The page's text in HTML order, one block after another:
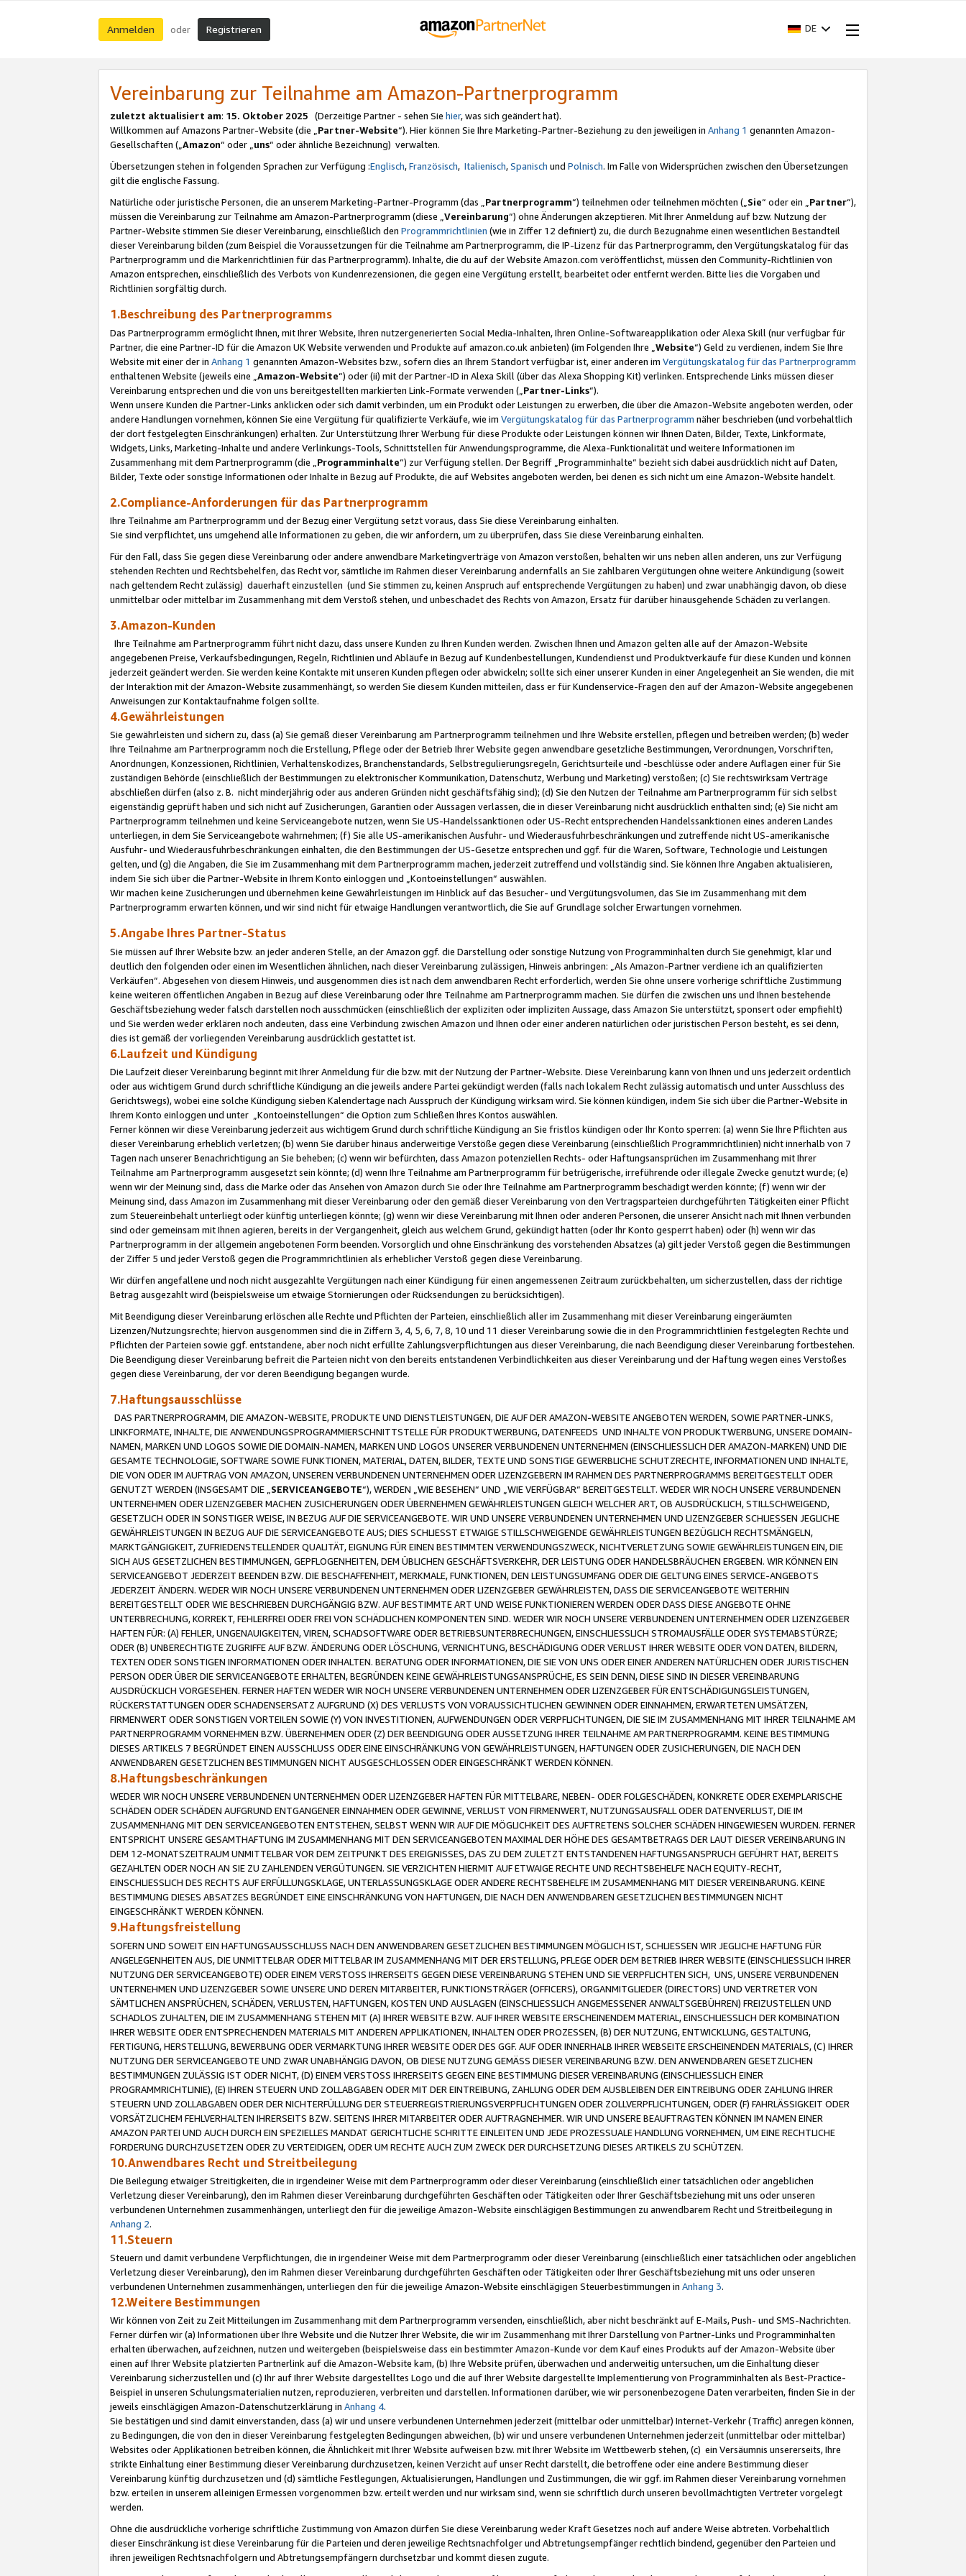
Anmelden oder Registrieren DE
Vereinbarung zur Teilnahme am Amazon-Partnerprogramm
zuletzt aktualisiert am: 15. Oktober 2025 (Derzeitige Partner - sehen Sie hier, was sich geändert hat).
Willkommen auf Amazons Partner-Website (die „Partner-Website“). Hier können Sie Ihre Marketing-Partner-Beziehung zu den jeweiligen in Anhang 1 genannten Amazon-
Gesellschaften („Amazon“ oder „uns“ oder ähnliche Bezeichnung) verwalten.
Übersetzungen stehen in folgenden Sprachen zur Verfügung :Englisch,Französisch, Italienisch,Spanisch und Polnisch. Im Falle von Widersprüchen zwischen den Übersetzungen
gilt die englische Fassung.
Natürliche oder juristische Personen, die an unserem Marketing-Partner-Programm (das „Partnerprogramm“) teilnehmen oder teilnehmen möchten („Sie“ oder ein „Partner“),
müssen die Vereinbarung zur Teilnahme am Amazon-Partnerprogramm (diese „Vereinbarung“) ohne Änderungen akzeptieren. Mit Ihrer Anmeldung auf bzw. Nutzung der
Partner-Website stimmen Sie dieser Vereinbarung, einschließlich den Programmrichtlinien (wie in Ziffer 12 definiert) zu, die durch Bezugnahme einen wesentlichen Bestandteil
dieser Vereinbarung bilden (zum Beispiel die Voraussetzungen für die Teilnahme am Partnerprogramm, die IP-Lizenz für das Partnerprogramm, den Vergütungskatalog für das
Partnerprogramm und die Markenrichtlinien für das Partnerprogramm). Inhalte, die du auf der Website Amazon.com veröffentlichst, müssen den Community-Richtlinien von
Amazon entsprechen, einschließlich des Verbots von Kundenrezensionen, die gegen eine Vergütung erstellt, bearbeitet oder entfernt werden. Bitte lies die Vorgaben und
Richtlinien sorgfältig durch.
1.Beschreibung des Partnerprogramms
Das Partnerprogramm ermöglicht Ihnen, mit Ihrer Website, Ihren nutzergenerierten Social Media-Inhalten, Ihren Online-Softwareapplikation oder Alexa Skill (nur verfügbar für
Partner, die eine Partner-ID für die Amazon UK Website verwenden und Produkte auf amazon.co.uk anbieten) (im Folgenden Ihre „ Website“) Geld zu verdienen, indem Sie Ihre
Website mit einer der in Anhang 1 genannten Amazon-Websites bzw., sofern dies an Ihrem Standort verfügbar ist, einer anderen im Vergütungskatalog für das Partnerprogramm
enthaltenen Website (jeweils eine „ Amazon-Website“) oder (ii) mit der Partner-ID in Alexa Skill (über das Alexa Shopping Kit) verlinken. Entsprechende Links müssen dieser
Vereinbarung entsprechen und die von uns bereitgestellten markierten Link-Formate verwenden („ Partner-Links“).
Wenn unsere Kunden die Partner-Links anklicken oder sich damit verbinden, um ein Produkt oder Leistungen zu erwerben, die über die Amazon-Website angeboten werden, oder
andere Handlungen vornehmen, können Sie eine Vergütung für qualifizierte Verkäufe, wie im Vergütungskatalog für das Partnerprogramm näher beschrieben (und vorbehaltlich
der dort festgelegten Einschränkungen) erhalten. Zur Unterstützung Ihrer Werbung für diese Produkte oder Leistungen können wir Ihnen Daten, Bilder, Texte, Linkformate,
Widgets, Links, Marketing-Inhalte und andere Verlinkungs-Tools, Schnittstellen für Anwendungsprogramme, die Alexa-Funktionalität und weitere Informationen im
Zusammenhang mit dem Partnerprogramm (die „ Programminhalte“) zur Verfügung stellen. Der Begriff „Programminhalte“ bezieht sich dabei ausdrücklich nicht auf Daten,
Bilder, Texte oder sonstige Informationen oder Inhalte in Bezug auf Produkte, die auf Websites angeboten werden, bei denen es sich nicht um eine Amazon-Website handelt.
2.Compliance-Anforderungen für das Partnerprogramm
Ihre Teilnahme am Partnerprogramm und der Bezug einer Vergütung setzt voraus, dass Sie diese Vereinbarung einhalten.
Sie sind verpflichtet, uns umgehend alle Informationen zu geben, die wir anfordern, um zu überprüfen, dass Sie diese Vereinbarung einhalten.
Für den Fall, dass Sie gegen diese Vereinbarung oder andere anwendbare Marketingverträge von Amazon verstoßen, behalten wir uns neben allen anderen, uns zur Verfügung
stehenden Rechten und Rechtsbehelfen, das Recht vor, sämtliche im Rahmen dieser Vereinbarung andernfalls an Sie zahlbaren Vergütungen ohne weitere Ankündigung (soweit
nach geltendem Recht zulässig) dauerhaft einzustellen (und Sie stimmen zu, keinen Anspruch auf entsprechende Vergütungen zu haben) und zwar unabhängig davon, ob diese
unmittelbar oder mittelbar im Zusammenhang mit dem Verstoß stehen, und unbeschadet des Rechts von Amazon, Ersatz für darüber hinausgehende Schäden zu verlangen.
3.Amazon-Kunden
Ihre Teilnahme am Partnerprogramm führt nicht dazu, dass unsere Kunden zu Ihren Kunden werden. Zwischen Ihnen und Amazon gelten alle auf der Amazon-Website
angegebenen Preise, Verkaufsbedingungen, Regeln, Richtlinien und Abläufe in Bezug auf Kundenbestellungen, Kundendienst und Produktverkäufe für diese Kunden und können
jederzeit geändert werden. Sie werden keine Kontakte mit unseren Kunden pflegen oder abwickeln; sollte sich einer unserer Kunden in einer Angelegenheit an Sie wenden, die mit
der Interaktion mit der Amazon-Website zusammenhängt, so werden Sie diesem Kunden mitteilen, dass er für Kundenservice-Fragen den auf der Amazon-Website angegebenen
Anweisungen zur Kontaktaufnahme folgen sollte.
4.Gewährleistungen
Sie gewährleisten und sichern zu, dass (a) Sie gemäß dieser Vereinbarung am Partnerprogramm teilnehmen und Ihre Website erstellen, pflegen und betreiben werden; (b) weder
Ihre Teilnahme am Partnerprogramm noch die Erstellung, Pflege oder der Betrieb Ihrer Website gegen anwendbare gesetzliche Bestimmungen, Verordnungen, Vorschriften,
Anordnungen, Konzessionen, Richtlinien, Verhaltenskodizes, Branchenstandards, Selbstregulierungsregeln, Gerichtsurteile und -beschlüsse oder andere Auflagen einer für Sie
zuständigen Behörde (einschließlich der Bestimmungen zu elektronischer Kommunikation, Datenschutz, Werbung und Marketing) verstoßen; (c) Sie rechtswirksam Verträge
abschließen dürfen (also z. B. nicht minderjährig oder aus anderen Gründen nicht geschäftsfähig sind); (d) Sie den Nutzen der Teilnahme am Partnerprogramm für sich selbst
eigenständig geprüft haben und sich nicht auf Zusicherungen, Garantien oder Aussagen verlassen, die in dieser Vereinbarung nicht ausdrücklich enthalten sind; (e) Sie nicht am
Partnerprogramm teilnehmen und keine Serviceangebote nutzen, wenn Sie US-Handelssanktionen oder US-Recht entsprechenden Handelssanktionen eines anderen Landes
unterliegen, in dem Sie Serviceangebote wahrnehmen; (f) Sie alle US-amerikanischen Ausfuhr- und Wiederausfuhrbeschränkungen und zutreffende nicht US-amerikanische
Ausfuhr- und Wiederausfuhrbeschränkungen einhalten, die den Bestimmungen der US-Gesetze entsprechen und ggf. für die Waren, Software, Technologie und Leistungen
gelten, und (g) die Angaben, die Sie im Zusammenhang mit dem Partnerprogramm machen, jederzeit zutreffend und vollständig sind. Sie können Ihre Angaben aktualisieren,
indem Sie sich über die Partner-Website in Ihrem Konto einloggen und „Kontoeinstellungen“ auswählen.
Wir machen keine Zusicherungen und übernehmen keine Gewährleistungen im Hinblick auf das Besucher- und Vergütungsvolumen, das Sie im Zusammenhang mit dem
Partnerprogramm erwarten können, und wir sind nicht für etwaige Handlungen verantwortlich, die Sie auf Grundlage solcher Erwartungen vornehmen.
5.Angabe Ihres Partner-Status
Sie müssen auf Ihrer Website bzw. an jeder anderen Stelle, an der Amazon ggf. die Darstellung oder sonstige Nutzung von Programminhalten durch Sie genehmigt, klar und
deutlich den folgenden oder einen im Wesentlichen ähnlichen, nach dieser Vereinbarung zulässigen, Hinweis anbringen: „Als Amazon-Partner verdiene ich an qualifizierten
Verkäufen“. Abgesehen von diesem Hinweis, und ausgenommen dies ist nach dem anwendbaren Recht erforderlich, werden Sie ohne unsere vorherige schriftliche Zustimmung
keine weiteren öffentlichen Angaben in Bezug auf diese Vereinbarung oder Ihre Teilnahme am Partnerprogramm machen. Sie dürfen die zwischen uns und Ihnen bestehende
Geschäftsbeziehung weder falsch darstellen noch ausschmücken (einschließlich der expliziten oder impliziten Aussage, dass Amazon Sie unterstützt, sponsert oder empfiehlt)
und Sie werden weder erklären noch andeuten, dass eine Verbindung zwischen Amazon und Ihnen oder einer anderen natürlichen oder juristischen Person besteht, es sei denn,
dies ist gemäß der vorliegenden Vereinbarung ausdrücklich gestattet ist.
6.Laufzeit und Kündigung
Die Laufzeit dieser Vereinbarung beginnt mit Ihrer Anmeldung für die bzw. mit der Nutzung der Partner-Website. Diese Vereinbarung kann von Ihnen und uns jederzeit ordentlich
oder aus wichtigem Grund durch schriftliche Kündigung an die jeweils andere Partei gekündigt werden (falls nach lokalem Recht zulässig automatisch und unter Ausschluss des
Gerichtswegs), wobei eine solche Kündigung sieben Kalendertage nach Ausspruch der Kündigung wirksam wird. Sie können kündigen, indem Sie sich über die Partner-Website in
Ihrem Konto einloggen und unter „Kontoeinstellungen“ die Option zum Schließen Ihres Kontos auswählen.
Ferner können wir diese Vereinbarung jederzeit aus wichtigem Grund durch schriftliche Kündigung an Sie fristlos kündigen oder Ihr Konto sperren: (a) wenn Sie Ihre Pflichten aus
dieser Vereinbarung erheblich verletzen; (b) wenn Sie darüber hinaus anderweitige Verstöße gegen diese Vereinbarung (einschließlich Programmrichtlinien) nicht innerhalb von 7
Tagen nach unserer Benachrichtigung an Sie beheben; (c) wenn wir befürchten, dass Amazon potenziellen Rechts- oder Haftungsansprüchen im Zusammenhang mit Ihrer
Teilnahme am Partnerprogramm ausgesetzt sein könnte; (d) wenn Ihre Teilnahme am Partnerprogramm für betrügerische, irreführende oder illegale Zwecke genutzt wurde; (e)
wenn wir der Meinung sind, dass die Marke oder das Ansehen von Amazon durch Sie oder Ihre Teilnahme am Partnerprogramm beschädigt werden könnte; (f) wenn wir der
Meinung sind, dass Amazon im Zusammenhang mit dieser Vereinbarung oder den gemäß dieser Vereinbarung von den Vertragsparteien durchgeführten Tätigkeiten einer Pflicht
zum Steuereinbehalt unterliegt oder künftig unterliegen könnte; (g) wenn wir diese Vereinbarung mit Ihnen oder anderen Personen, die unserer Ansicht nach mit Ihnen verbunden
sind oder gemeinsam mit Ihnen agieren, bereits in der Vergangenheit, gleich aus welchem Grund, gekündigt hatten (oder Ihr Konto gesperrt haben) oder (h) wenn wir das
Partnerprogramm in der allgemein angebotenen Form beenden. Vorsorglich und ohne Einschränkung des vorstehenden Absatzes (a) gilt jeder Verstoß gegen die Bestimmungen
der Ziffer 5 und jeder Verstoß gegen die Programmrichtlinien als erheblicher Verstoß gegen diese Vereinbarung.
Wir dürfen angefallene und noch nicht ausgezahlte Vergütungen nach einer Kündigung für einen angemessenen Zeitraum zurückbehalten, um sicherzustellen, dass der richtige
Betrag ausgezahlt wird (beispielsweise um etwaige Stornierungen oder Rücksendungen zu berücksichtigen).
Mit Beendigung dieser Vereinbarung erlöschen alle Rechte und Pflichten der Parteien, einschließlich aller im Zusammenhang mit dieser Vereinbarung eingeräumten
Lizenzen/Nutzungsrechte; hiervon ausgenommen sind die in Ziffern 3, 4, 5, 6, 7, 8, 10 und 11 dieser Vereinbarung sowie die in den Programmrichtlinien festgelegten Rechte und
Pflichten der Parteien sowie ggf. entstandene, aber noch nicht erfüllte Zahlungsverpflichtungen aus dieser Vereinbarung, die nach Beendigung dieser Vereinbarung fortbestehen.
Die Beendigung dieser Vereinbarung befreit die Parteien nicht von den bereits entstandenen Verbindlichkeiten aus dieser Vereinbarung und der Haftung wegen eines Verstoßes
gegen diese Vereinbarung, der vor deren Beendigung begangen wurde.
7.Haftungsausschlüsse
DAS PARTNERPROGRAMM, DIE AMAZON-WEBSITE, PRODUKTE UND DIENSTLEISTUNGEN, DIE AUF DER AMAZON-WEBSITE ANGEBOTEN WERDEN, SOWIE PARTNER-LINKS,
LINKFORMATE, INHALTE, DIE ANWENDUNGSPROGRAMMIERSCHNITTSTELLE FÜR PRODUKTWERBUNG, DATENFEEDS UND INHALTE VON PRODUKTWERBUNG, UNSERE DOMAIN-
NAMEN, MARKEN UND LOGOS SOWIE DIE DOMAIN-NAMEN, MARKEN UND LOGOS UNSERER VERBUNDENEN UNTERNEHMEN (EINSCHLIESSLICH DER AMAZON-MARKEN) UND DIE
GESAMTE TECHNOLOGIE, SOFTWARE SOWIE FUNKTIONEN, MATERIAL, DATEN, BILDER, TEXTE UND SONSTIGE GEWERBLICHE SCHUTZRECHTE, INFORMATIONEN UND INHALTE,
DIE VON ODER IM AUFTRAG VON AMAZON, UNSEREN VERBUNDENEN UNTERNEHMEN ODER LIZENZGEBERN IM RAHMEN DES PARTNERPROGRAMMS BEREITGESTELLT ODER
GENUTZT WERDEN (INSGESAMT DIE „ SERVICEANGEBOTE“), WERDEN „WIE BESEHEN“ UND „WIE VERFÜGBAR“ BEREITGESTELLT. WEDER WIR NOCH UNSERE VERBUNDENEN
UNTERNEHMEN ODER LIZENZGEBER MACHEN ZUSICHERUNGEN ODER ÜBERNEHMEN GEWÄHRLEISTUNGEN GLEICH WELCHER ART, OB AUSDRÜCKLICH, STILLSCHWEIGEND,
GESETZLICH ODER IN SONSTIGER WEISE, IN BEZUG AUF DIE SERVICEANGEBOTE. WIR UND UNSERE VERBUNDENEN UNTERNEHMEN UND LIZENZGEBER SCHLIESSEN JEGLICHE
GEWÄHRLEISTUNGEN IN BEZUG AUF DIE SERVICEANGEBOTE AUS; DIES SCHLIESST ETWAIGE STILLSCHWEIGENDE GEWÄHRLEISTUNGEN BEZÜGLICH RECHTSMÄNGELN,
MARKTGÄNGIGKEIT, ZUFRIEDENSTELLENDER QUALITÄT, EIGNUNG FÜR EINEN BESTIMMTEN VERWENDUNGSZWECK, NICHTVERLETZUNG SOWIE GEWÄHRLEISTUNGEN EIN, DIE
SICH AUS GESETZLICHEN BESTIMMUNGEN, GEPFLOGENHEITEN, DEM ÜBLICHEN GESCHÄFTSVERKEHR, DER LEISTUNG ODER HANDELSBRÄUCHEN ERGEBEN. WIR KÖNNEN EIN
SERVICEANGEBOT JEDERZEIT BEENDEN BZW. DIE BESCHAFFENHEIT, MERKMALE, FUNKTIONEN, DEN LEISTUNGSUMFANG ODER DIE GELTUNG EINES SERVICE-ANGEBOTS
JEDERZEIT ÄNDERN. WEDER WIR NOCH UNSERE VERBUNDENEN UNTERNEHMEN ODER LIZENZGEBER GEWÄHRLEISTEN, DASS DIE SERVICEANGEBOTE WEITERHIN
BEREITGESTELLT ODER WIE BESCHRIEBEN DURCHGÄNGIG BZW. AUF BESTIMMTE ART UND WEISE FUNKTIONIEREN WERDEN ODER DASS DIESE ANGEBOTE OHNE
UNTERBRECHUNG, KORREKT, FEHLERFREI ODER FREI VON SCHÄDLICHEN KOMPONENTEN SIND. WEDER WIR NOCH UNSERE VERBUNDENEN UNTERNEHMEN ODER LIZENZGEBER
HAFTEN FÜR: (A) FEHLER, UNGENAUIGKEITEN, VIREN, SCHADSOFTWARE ODER BETRIEBSUNTERBRECHUNGEN, EINSCHLIESSLICH STROMAUSFÄLLE ODER SYSTEMABSTÜRZE;
ODER (B) UNBERECHTIGTE ZUGRIFFE AUF BZW. ÄNDERUNG ODER LÖSCHUNG, VERNICHTUNG, BESCHÄDIGUNG ODER VERLUST IHRER WEBSITE ODER VON DATEN, BILDERN,
TEXTEN ODER SONSTIGEN INFORMATIONEN ODER INHALTEN. BERATUNG ODER INFORMATIONEN, DIE SIE VON UNS ODER EINER ANDEREN NATÜRLICHEN ODER JURISTISCHEN
PERSON ODER ÜBER DIE SERVICEANGEBOTE ERHALTEN, BEGRÜNDEN KEINE GEWÄHRLEISTUNGSANSPRÜCHE, ES SEIN DENN, DIESE SIND IN DIESER VEREINBARUNG
AUSDRÜCKLICH VORGESEHEN. FERNER HAFTEN WEDER WIR NOCH UNSERE VERBUNDENEN UNTERNEHMEN ODER LIZENZGEBER FÜR ENTSCHÄDIGUNGSLEISTUNGEN,
RÜCKERSTATTUNGEN ODER SCHADENSERSATZ AUFGRUND (X) DES VERLUSTS VON VORAUSSICHTLICHEN GEWINNEN ODER EINNAHMEN, ERWARTETEN UMSÄTZEN,
FIRMENWERT ODER SONSTIGEN VORTEILEN SOWIE (Y) VON INVESTITIONEN, AUFWENDUNGEN ODER VERPFLICHTUNGEN, DIE SIE IM ZUSAMMENHANG MIT IHRER TEILNAHME AM
PARTNERPROGRAMM VORNEHMEN BZW. ÜBERNEHMEN ODER (Z) DER BEENDIGUNG ODER AUSSETZUNG IHRER TEILNAHME AM PARTNERPROGRAMM. KEINE BESTIMMUNG
DIESES ARTIKELS 7 BEGRÜNDET EINEN AUSSCHLUSS ODER EINE EINSCHRÄNKUNG VON GEWÄHRLEISTUNGEN, HAFTUNGEN ODER ZUSICHERUNGEN, DIE NACH DEN
ANWENDBAREN GESETZLICHEN BESTIMMUNGEN NICHT AUSGESCHLOSSEN ODER EINGESCHRÄNKT WERDEN KÖNNEN.
8.Haftungsbeschränkungen
WEDER WIR NOCH UNSERE VERBUNDENEN UNTERNEHMEN ODER LIZENZGEBER HAFTEN FÜR MITTELBARE, NEBEN- ODER FOLGESCHÄDEN, KONKRETE ODER EXEMPLARISCHE
SCHÄDEN ODER SCHÄDEN AUFGRUND ENTGANGENER EINNAHMEN ODER GEWINNE, VERLUST VON FIRMENWERT, NUTZUNGSAUSFALL ODER DATENVERLUST, DIE IM
ZUSAMMENHANG MIT DEN SERVICEANGEBOTEN ENTSTEHEN, SELBST WENN WIR AUF DIE MÖGLICHKEIT DES AUFTRETENS SOLCHER SCHÄDEN HINGEWIESEN WURDEN. FERNER
ENTSPRICHT UNSERE GESAMTHAFTUNG IM ZUSAMMENHANG MIT DEN SERVICEANGEBOTEN MAXIMAL DER HÖHE DES GESAMTBETRAGS DER LAUT DIESER VEREINBARUNG IN
DEM 12-MONATSZEITRAUM UNMITTELBAR VOR DEM ZEITPUNKT DES EREIGNISSES, DAS ZU DEM ZULETZT ENTSTANDENEN HAFTUNGSANSPRUCH GEFÜHRT HAT, BEREITS
GEZAHLTEN ODER NOCH AN SIE ZU ZAHLENDEN VERGÜTUNGEN. SIE VERZICHTEN HIERMIT AUF ETWAIGE RECHTE UND RECHTSBEHELFE NACH EQUITY-RECHT,
EINSCHLIESSLICH DES RECHTS AUF ERFÜLLUNGSKLAGE, UNTERLASSUNGSKLAGE ODER ANDERE RECHTSBEHELFE IM ZUSAMMENHANG MIT DIESER VEREINBARUNG. KEINE
BESTIMMUNG DIESES ABSATZES BEGRÜNDET EINE EINSCHRÄNKUNG VON HAFTUNGEN, DIE NACH DEN ANWENDBAREN GESETZLICHEN BESTIMMUNGEN NICHT
EINGESCHRÄNKT WERDEN KÖNNEN.
9.Haftungsfreistellung
SOFERN UND SOWEIT EIN HAFTUNGSAUSSCHLUSS NACH DEN ANWENDBAREN GESETZLICHEN BESTIMMUNGEN MÖGLICH IST, SCHLIESSEN WIR JEGLICHE HAFTUNG FÜR
ANGELEGENHEITEN AUS, DIE UNMITTELBAR ODER MITTELBAR IM ZUSAMMENHANG MIT DER ERSTELLUNG, PFLEGE ODER DEM BETRIEB IHRER WEBSITE (EINSCHLIESSLICH IHRER
NUTZUNG DER SERVICEANGEBOTE) ODER EINEM VERSTOSS IHRERSEITS GEGEN DIESE VEREINBARUNG STEHEN UND SIE VERPFLICHTEN SICH, UNS, UNSERE VERBUNDENEN
UNTERNEHMEN UND LIZENZGEBER SOWIE UNSERE UND DEREN MITARBEITER, FUNKTIONSTRÄGER (OFFICERS), ORGANMITGLIEDER (DIRECTORS) UND VERTRETER VON
SÄMTLICHEN ANSPRÜCHEN, SCHÄDEN, VERLUSTEN, HAFTUNGEN, KOSTEN UND AUSLAGEN (EINSCHLIESSLICH ANGEMESSENER ANWALTSGEBÜHREN) FREIZUSTELLEN UND
SCHADLOS ZUHALTEN, DIE IM ZUSAMMENHANG STEHEN MIT (A) IHRER WEBSITE BZW. AUF IHRER WEBSITE ERSCHEINENDEM MATERIAL, EINSCHLIESSLICH DER KOMBINATION
IHRER WEBSITE ODER ENTSPRECHENDEN MATERIALS MIT ANDEREN APPLIKATIONEN, INHALTEN ODER PROZESSEN, (B) DER NUTZUNG, ENTWICKLUNG, GESTALTUNG,
FERTIGUNG, HERSTELLUNG, BEWERBUNG ODER VERMARKTUNG IHRER WEBSITE ODER DES GGF. AUF ODER INNERHALB IHRER WEBSEITE ERSCHEINENDEN MATERIALS, (C) IHRER
NUTZUNG DER SERVICEANGEBOTE UND ZWAR UNABHÄNGIG DAVON, OB DIESE NUTZUNG GEMÄSS DIESER VEREINBARUNG BZW. DEN ANWENDBAREN GESETZLICHEN
BESTIMMUNGEN ZULÄSSIG IST ODER NICHT, (D) EINEM VERSTOSS IHRERSEITS GEGEN EINE BESTIMMUNG DIESER VEREINBARUNG (EINSCHLIESSLICH EINER
PROGRAMMRICHTLINIE), (E) IHREN STEUERN UND ZOLLABGABEN ODER MIT DER EINTREIBUNG, ZAHLUNG ODER DEM AUSBLEIBEN DER EINTREIBUNG ODER ZAHLUNG IHRER
STEUERN UND ZOLLABGABEN ODER DER NICHTERFÜLLUNG DER STEUERREGISTRIERUNGSVERPFLICHTUNGEN ODER ZOLLVERPFLICHTUNGEN, ODER (F) FAHRLÄSSIGKEIT ODER
VORSÄTZLICHEM FEHLVERHALTEN IHRERSEITS BZW. SEITENS IHRER MITARBEITER ODER AUFTRAGNEHMER. WIR UND UNSERE BEAUFTRAGTEN KÖNNEN IM NAMEN EINER
AMAZON PARTEI UND AUCH DURCH EIN SPEZIELLES MANDAT GERICHTLICHE SCHRITTE EINLEITEN UND JEDE PROZESSUALE HANDLUNG VORNEHMEN, UM EINE RECHTLICHE
FORDERUNG DURCHZUSETZEN ODER ZU VERTEIDIGEN, ODER UM RECHTE AUCH ZUM ZWECK DER DURCHSETZUNG DIESES ARTIKELS ZU SCHÜTZEN.
10.Anwendbares Recht und Streitbeilegung
Die Beilegung etwaiger Streitigkeiten, die in irgendeiner Weise mit dem Partnerprogramm oder dieser Vereinbarung (einschließlich einer tatsächlichen oder angeblichen
Verletzung dieser Vereinbarung), den im Rahmen dieser Vereinbarung durchgeführten Geschäften oder Tätigkeiten oder Ihrer Geschäftsbeziehung mit uns oder unseren
verbundenen Unternehmen zusammenhängen, unterliegt den für die jeweilige Amazon-Website einschlägigen Bestimmungen zu anwendbarem Recht und Streitbeilegung in
Anhang 2.
11.Steuern
Steuern und damit verbundene Verpflichtungen, die in irgendeiner Weise mit dem Partnerprogramm oder dieser Vereinbarung (einschließlich einer tatsächlichen oder angeblichen
Verletzung dieser Vereinbarung), den im Rahmen dieser Vereinbarung durchgeführten Geschäften oder Tätigkeiten oder Ihrer Geschäftsbeziehung mit uns oder unseren
verbundenen Unternehmen zusammenhängen, unterliegen den für die jeweilige Amazon-Website einschlägigen Steuerbestimmungen in Anhang 3.
12.Weitere Bestimmungen
Wir können von Zeit zu Zeit Mitteilungen im Zusammenhang mit dem Partnerprogramm versenden, einschließlich, aber nicht beschränkt auf E-Mails, Push- und SMS-Nachrichten.
Ferner dürfen wir (a) Informationen über Ihre Website und die Nutzer Ihrer Website, die wir im Zusammenhang mit Ihrer Darstellung von Partner-Links und Programminhalten
erhalten überwachen, aufzeichnen, nutzen und weitergeben (beispielsweise dass ein bestimmter Amazon-Kunde vor dem Kauf eines Produkts auf der Amazon-Website über
einen auf Ihrer Website platzierten Partnerlink auf die Amazon-Website kam, (b) Ihre Website prüfen, überwachen und anderweitig untersuchen, um die Einhaltung dieser
Vereinbarung sicherzustellen und (c) Ihr auf Ihrer Website dargestelltes Logo und die auf Ihrer Website dargestellte Implementierung von Programminhalten als Best-Practice-
Beispiel in unseren Schulungsmaterialien nutzen, reproduzieren, verbreiten und darstellen. Informationen darüber, wie wir personenbezogene Daten verarbeiten, finden Sie in der
jeweils einschlägigen Amazon-Datenschutzerklärung in Anhang 4.
Sie bestätigen und sind damit einverstanden, dass (a) wir und unsere verbundenen Unternehmen jederzeit (mittelbar oder unmittelbar) Internet-Verkehr (Traffic) anregen können,
zu Bedingungen, die von den in dieser Vereinbarung festgelegten Bedingungen abweichen, (b) wir und unsere verbundenen Unternehmen jederzeit (unmittelbar oder mittelbar)
Websites oder Applikationen betreiben können, die Ähnlichkeit mit Ihrer Website aufweisen bzw. mit Ihrer Website im Wettbewerb stehen, (c) ein Versäumnis unsererseits, Ihre
strikte Einhaltung einer Bestimmung dieser Vereinbarung durchzusetzen, keinen Verzicht auf unser Recht darstellt, die betroffene oder eine andere Bestimmung dieser
Vereinbarung künftig durchzusetzen und (d) sämtliche Festlegungen, Aktualisierungen, Handlungen und Zustimmungen, die wir ggf. im Rahmen dieser Vereinbarung vornehmen
bzw. erteilen in unserem alleinigen Ermessen vorgenommen bzw. erteilt werden und nur wirksam sind, wenn sie schriftlich durch unseren bevollmächtigten Vertreter vorgelegt
werden.
Ohne die ausdrückliche vorherige schriftliche Zustimmung von Amazon dürfen Sie diese Vereinbarung weder Kraft Gesetzes noch auf andere Weise abtreten. Vorbehaltlich
dieser Einschränkung ist diese Vereinbarung für die Parteien und deren jeweilige Rechtsnachfolger und Abtretungsempfänger rechtlich bindend, gegenüber den Parteien und
ihren jeweiligen Rechtsnachfolgern und Abtretungsempfängern durchsetzbar und kommt diesen zugute.